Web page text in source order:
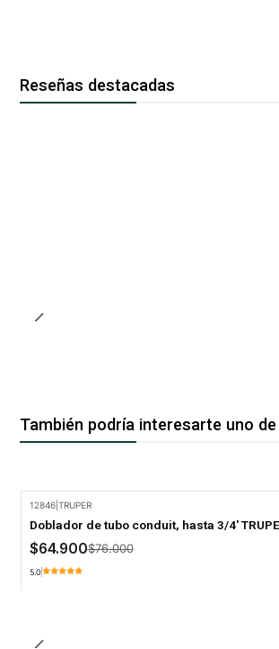
Reseñas destacadas
También podría interesarte uno
12846| TRUPER
Doblador de tubo conduit, hasta 3/4'
$64.900$76.000
5.0